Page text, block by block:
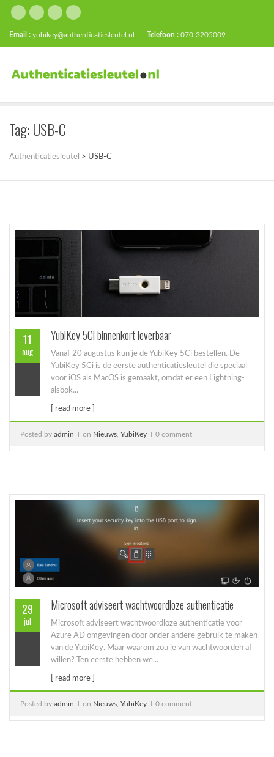
Email : yubikey@authenticatiesleutel.nl Telefoon : 070-3205009
Tag:USB-C
Authenticatiesleutel > USB-C
11
aug
YubiKey 5Ci binnenkort leverbaar
Vanaf 20 augustus kun je de YubiKey 5Ci bestellen. De
YubiKey 5Ci is de eerste authenticatiesleutel die speciaal
voor iOS als MacOS is gemaakt, omdat er een Lightning-
alsook...
[ read more ]
Posted by admin on Nieuws YubiKey 0 comment
29
jul
Microsoft adviseert wachtwoordloze authenticatie
Microsoft adviseert wachtwoordloze authenticatie voor
Azure AD omgevingen door onder andere gebruik te maken
van de YubiKey. Maar waarom zou je van wachtwoorden af
willen? Ten eerste hebben we...
[ read more ]
Posted by admin on Nieuws YubiKey 0 comment